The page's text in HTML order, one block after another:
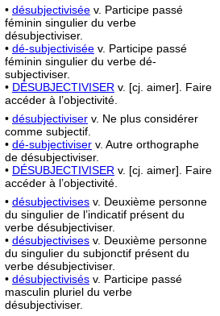
• désubjectivisée v. Participe passé
féminin singulier du verbe
désubjectiviser.
• dé-subjectivisée v. Participe passé
féminin singulier du verbe dé-
subjectiviser.
• DÉSUBJECTIVISER v. [cj. aimer]. Faire
accéder à l’objectivité.
• désubjectiviser v. Ne plus considérer
comme subjectif.
• dé-subjectiviser v. Autre orthographe
de désubjectiviser.
• DÉSUBJECTIVISER v. [cj. aimer]. Faire
accéder à l’objectivité.
• désubjectivises v. Deuxième personne
du singulier de l’indicatif présent du
verbe désubjectiviser.
• désubjectivises v. Deuxième personne
du singulier du subjonctif présent du
verbe désubjectiviser.
• désubjectivisés v. Participe passé
masculin pluriel du verbe
désubjectiviser.